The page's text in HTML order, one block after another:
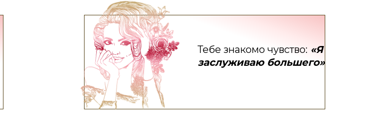
Тебе знакомо чувство: «Я
заслуживаю большего»